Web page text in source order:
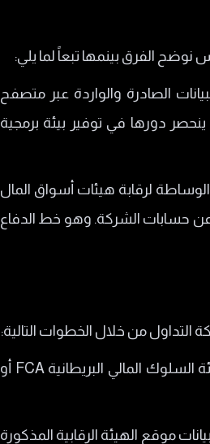
نوضح الفرق بينمها تبعاً لما يلي:
الصادرة والواردة عبر متصفح
دورها في توفير بيئة برمجية
لرقابة هيئات أسواق المال
عن حسابات الشركة. وهو خط الدفاع
من خلال الخطوات التالية:
تأكد من تبعية الشركة لهيئات رقابية دولية وقوية مثل هيئة السلوك المالي البريطانية FCA أو
موقع الهيئة الرقابية المذكورة